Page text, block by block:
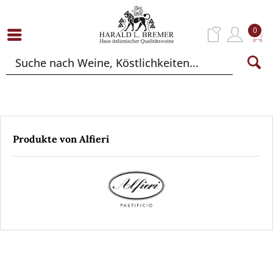
0
Produkte von Alfieri